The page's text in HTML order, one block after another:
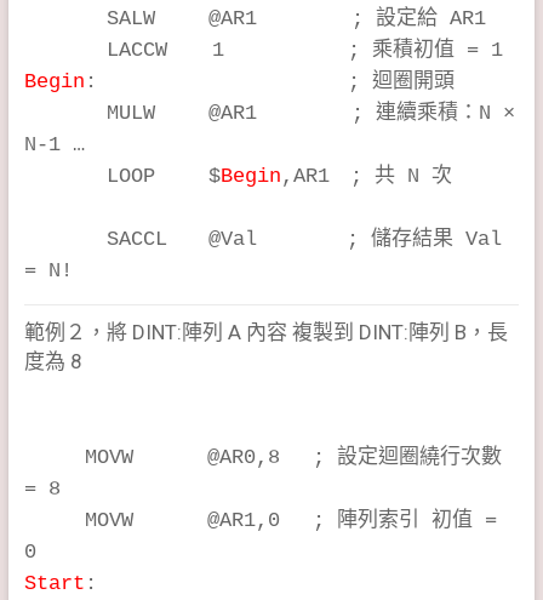
SALW @AR1 ; 設定給 AR1
LACCW 1 ; 乘積初值 = 1
Begin : ; 迴圈開頭
MULW @AR1 ; 連續乘積：N ×
N-1 …
LOOP $Begin ,AR1 ; 共 N 次
SACCL @Val ; 儲存結果 Val
= N!
範例２，將 DINT:陣列 A 內容 複製到 DINT:陣列 B，長
度為 8
MOVW @AR0,8 ; 設定迴圈繞行次數
= 8
MOVW @AR1,0 ; 陣列索引 初值 =
0
Start :